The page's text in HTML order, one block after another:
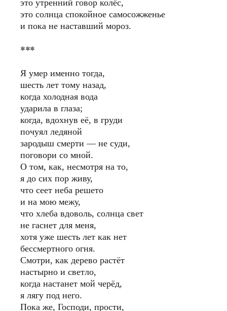
это утренний говор колёс,
это солнца спокойное самосожженье
и пока не наставший мороз.
***
Я умер именно тогда,
шесть лет тому назад,
когда холодная вода
ударила в глаза;
когда, вдохнув её, в груди
почуял ледяной
зародыш смерти — не суди,
поговори со мной.
О том, как, несмотря на то,
я до сих пор живу,
что сеет неба решето
и на мою межу,
что хлеба вдоволь, солнца свет
не гаснет для меня,
хотя уже шесть лет как нет
бессмертного огня.
Смотри, как дерево растёт
настырно и светло,
когда настанет мой черёд,
я лягу под него.
Пока же, Господи, прости,